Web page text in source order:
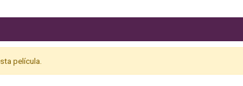
película.